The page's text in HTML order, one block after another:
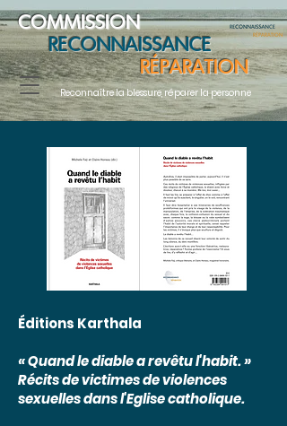
COMMISSION
RECONNAISSANCE
RÉPARATION
Reconnaître la blessure, réparer la personne
Éditions Karthala
« Quand le diable a revêtu l'habit. »
Récits de victimes de violences
sexuelles dans l'Eglise catholique.